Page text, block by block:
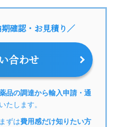
確認・お見積り／
合わせ
品の調達から輸入申請・通
いたします。
まずは費用感だけ知りたい方